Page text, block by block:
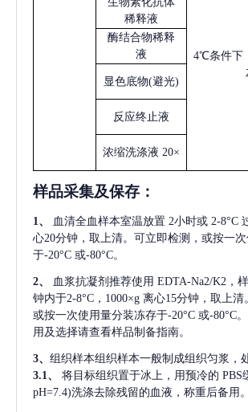
4℃条件下
稀释液
酶结合物稀释
液
显色底物(避光)
反应终止液
浓缩洗涤液 20×
样品采集及保存 ：
1、 血清全血样本室温放置 2小时或 2-8°C
心20分钟，取上清。可立即检测，或按一
于-20°C 或-80°C。
2、 血浆抗凝剂推荐使用 EDTA-Na2/K2，
钟内于2-8°C，1000×g 离心15分钟，取上清
或按一次使用量分装冻存于-20°C 或-80°C
用及选择请查看样品制备指南。
3、 组织样本组织样本一般制成组织匀浆，
3.1、
将目标组织置于冰上，用预冷的 PBS
pH=7.4)洗涤去除残留的血液，称重后备用。